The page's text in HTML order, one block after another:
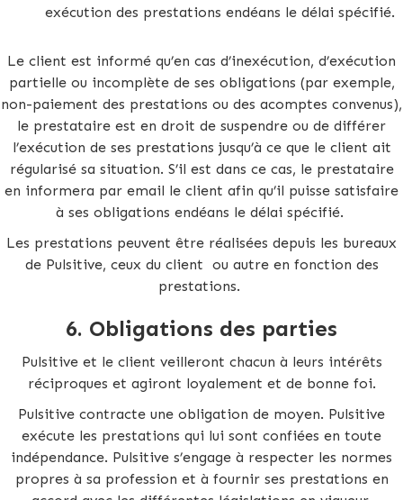
exécution des prestations endéans le délai spécifié.
Le client est informé qu’en cas d’inexécution, d’exécution
partielle ou incomplète de ses obligations (par exemple,
non-paiement des prestations ou des acomptes convenus),
le prestataire est en droit de suspendre ou de différer
l’exécution de ses prestations jusqu’à ce que le client ait
régularisé sa situation. S’il est dans ce cas, le prestataire
en informera par email le client afin qu’il puisse satisfaire
à ses obligations endéans le délai spécifié.
Les prestations peuvent être réalisées depuis les bureaux
de Pulsitive, ceux du client ou autre en fonction des
prestations.
6. Obligations des parties
Pulsitive et le client veilleront chacun à leurs intérêts
réciproques et agiront loyalement et de bonne foi.
Pulsitive contracte une obligation de moyen. Pulsitive
exécute les prestations qui lui sont confiées en toute
indépendance. Pulsitive s’engage à respecter les normes
propres à sa profession et à fournir ses prestations en